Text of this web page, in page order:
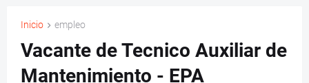
Inicio empleo
Vacante de Tecnico Auxiliar de
Mantenimiento - EPA